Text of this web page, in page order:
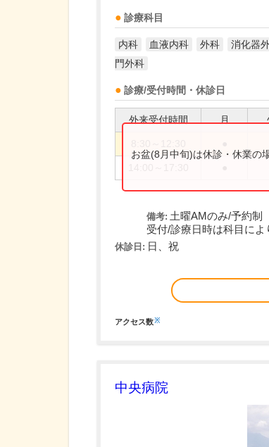
診療科目
内科 血液内科 外科 消化器
門外科
診療/受付時間・休診日
外来受付時間 月
お盆(8月中旬)は休診・休業の
備考: 土曜AMのみ/予約制
受付/診療日時は科目によ
休診日: 日、祝
アクセス数※
中央病院